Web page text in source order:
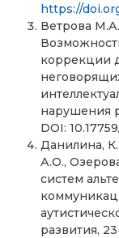
https://
Ветрова
коррекции
нарушения
DOI:
Данилина,
А.О.,
систем
развития,